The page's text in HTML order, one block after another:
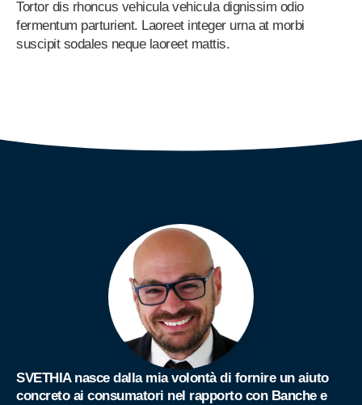
Tortor dis rhoncus vehicula vehicula dignissim odio
fermentum parturient. Laoreet integer urna at morbi
suscipit sodales neque laoreet mattis.
SVETHIA nasce dalla mia volontà di fornire un aiuto
concreto ai consumatori nel rapporto con Banche e